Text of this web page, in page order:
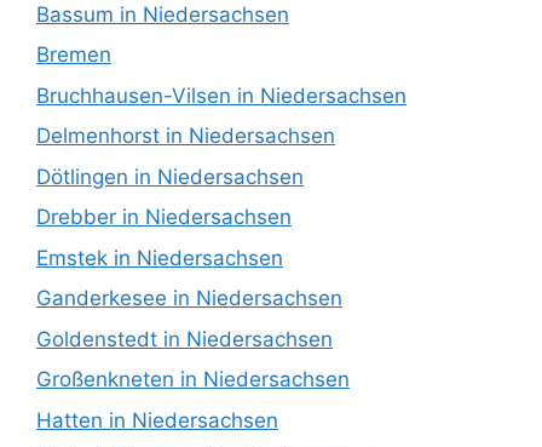
Bassum in Niedersachsen
Bremen
Bruchhausen-Vilsen in Niedersachsen
Delmenhorst in Niedersachsen
Dötlingen in Niedersachsen
Drebber in Niedersachsen
Emstek in Niedersachsen
Ganderkesee in Niedersachsen
Goldenstedt in Niedersachsen
Großenkneten in Niedersachsen
Hatten in Niedersachsen